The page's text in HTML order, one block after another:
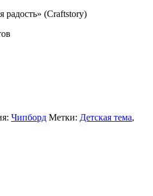
радость» (Craftstory)
Чипборд Метки: Детская тема,